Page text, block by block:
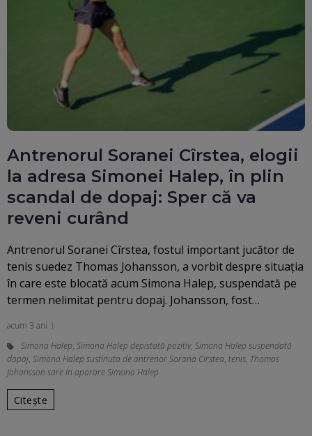
Antrenorul Soranei Cîrstea, elogii
la adresa Simonei Halep, în plin
scandal de dopaj: Sper că va
reveni curând
Antrenorul Soranei Cîrstea, fostul important jucător de
tenis suedez Thomas Johansson, a vorbit despre situația
în care este blocată acum Simona Halep, suspendată pe
termen nelimitat pentru dopaj. Johansson, fost…
acum 3 ani
Simona Halep, Simona Halep depistată pozitiv, Simona Halep suspendată
dopaj, Simona Halep sustinuta de antrenor Sorana Cirstea, tenis, Thomas
Johansson sare in aparare Simona Halep
Citește